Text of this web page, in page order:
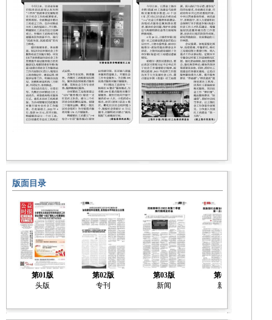
版面目录
第01版
头版
第02版
专刊
第03版
新闻
第04版
新闻